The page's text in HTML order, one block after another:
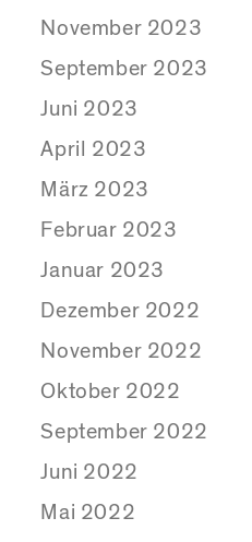
November 2023
September 2023
Juni 2023
April 2023
März 2023
Februar 2023
Januar 2023
Dezember 2022
November 2022
Oktober 2022
September 2022
Juni 2022
Mai 2022